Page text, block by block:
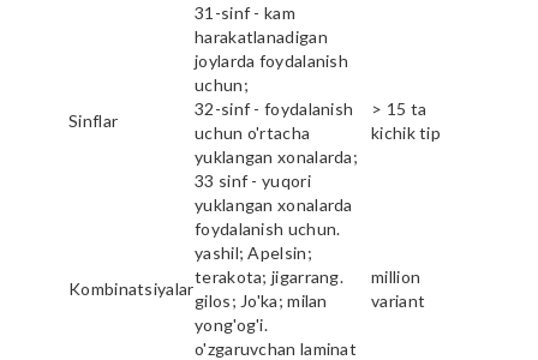
Sinflar
31-sinf - kam
harakatlanadigan
joylarda foydalanish
uchun;
32-sinf - foydalanish
uchun o'rtacha
yuklangan xonalarda;
33 sinf - yuqori
yuklangan xonalarda
foydalanish uchun.
> 15 ta
kichik tip
Kombinatsiyalar
yashil; Apelsin;
terakota; jigarrang.
gilos; Jo'ka; milan
yong'og'i.
million
variant
o'zgaruvchan laminat